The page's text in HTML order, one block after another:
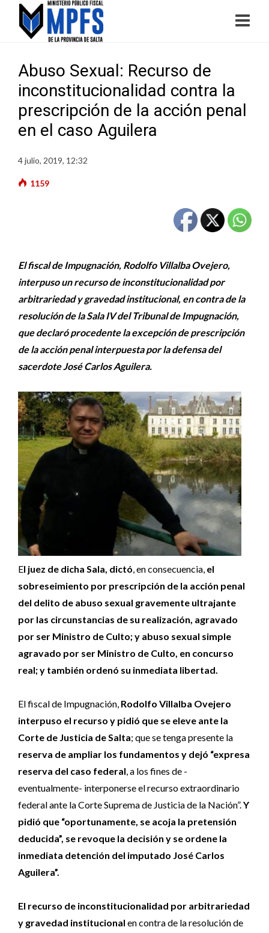
Abuso Sexual: Recurso de
inconstitucionalidad contra la
prescripción de la acción penal
en el caso Aguilera
4 julio, 2019, 12:32
1159
El fiscal de Impugnación, Rodolfo Villalba Ovejero,
interpuso un recurso de inconstitucionalidad por
arbitrariedad y gravedad institucional, en contra de la
resolución de la Sala IV del Tribunal de Impugnación,
que declaró procedente la excepción de prescripción
de la acción penal interpuesta por la defensa del
sacerdote José Carlos Aguilera.
El juez de dicha Sala, dictó, en consecuencia, el
sobreseimiento por prescripción de la acción penal
del delito de abuso sexual gravemente ultrajante
por las circunstancias de su realización, agravado
por ser Ministro de Culto; y abuso sexual simple
agravado por ser Ministro de Culto, en concurso
real; y también ordenó su inmediata libertad.
El fiscal de Impugnación, Rodolfo Villalba Ovejero
interpuso el recurso y pidió que se eleve ante la
Corte de Justicia de Salta; que se tenga presente la
reserva de ampliar los fundamentos y dejó “expresa
reserva del caso federal, a los fines de -
eventualmente- interponerse el recurso extraordinario
federal ante la Corte Suprema de Justicia de la Nación”.Y
pidió que “oportunamente, se acoja la pretensión
deducida”, se revoque la decisión y se ordene la
inmediata detención del imputado José Carlos
Aguilera”.
El recurso de inconstitucionalidad por arbitrariedad
y gravedad institucional en contra de la resolución de